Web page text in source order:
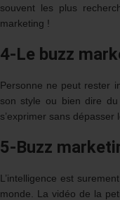
souvent les plus
marketing !
4-Le buzz
Personne ne peut rester
son style ou bien dire
s’exprimer sans dépasser
5-Buzz
L’intelligence est
monde. La vidéo de la